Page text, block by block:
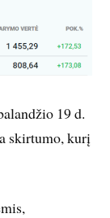
19 d.
skirtumo, kurį